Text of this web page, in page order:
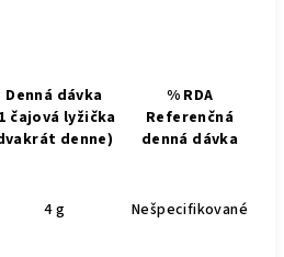
Denná dávka
čajová lyžička
denne)
% RDA
Referenčná
denná dávka
4 g Nešpecifikované